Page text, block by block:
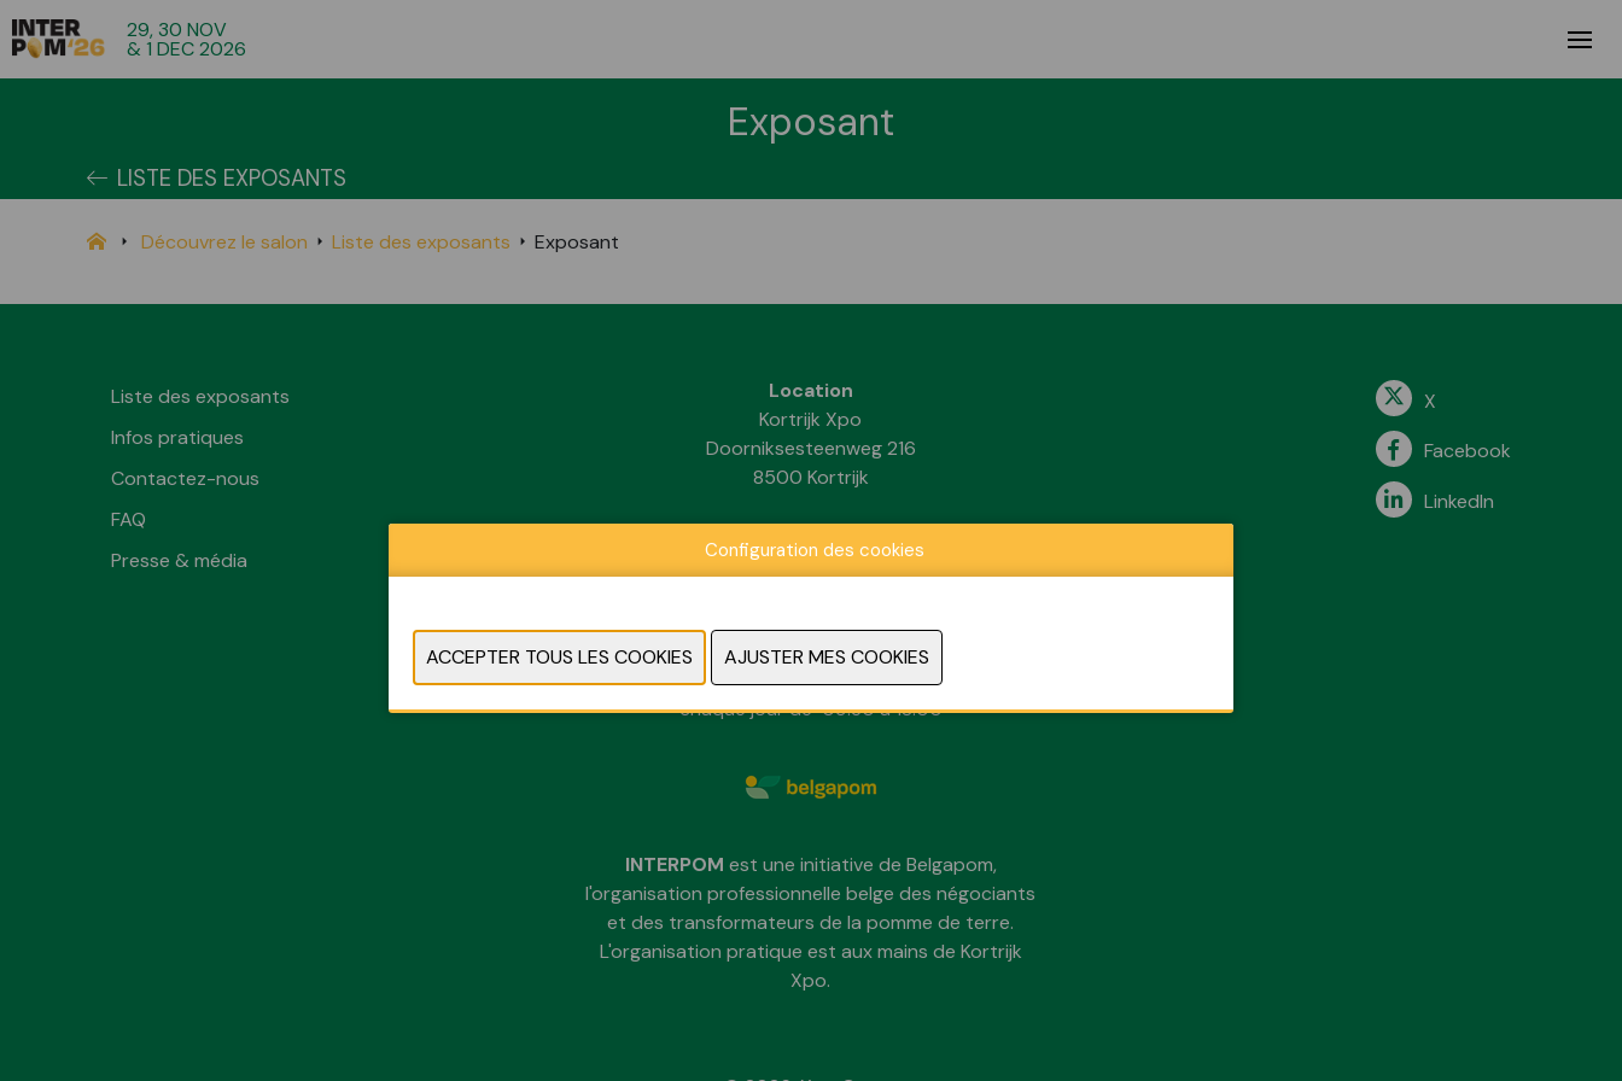
29, 30 NOV
& 1 DEC 2026
Exposant
LISTE DES EXPOSANTS
Découvrez le salon Liste des exposants Exposant
Liste des exposants
Infos pratiques
Contactez-nous
FAQ
Presse & média
Location
Kortrijk Xpo
Doorniksesteenweg 216
8500 Kortrijk
mardi 1 décembre 2026
chaque jour de 09:30 à 18:00
INTERPOM est une initiative de Belgapom,
l'organisation professionnelle belge des négociants
et des transformateurs de la pomme de terre.
L'organisation pratique est aux mains de Kortrijk
Xpo.
X
Facebook
LinkedIn
Configuration des cookies